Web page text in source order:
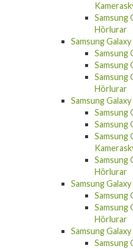
Samsung
Hörlurar
Samsung Galaxy
Samsung
Samsung
Samsung
Hörlurar
Samsung
Samsung
Samsung
Samsung
Samsung
Hörlurar
Samsung
Samsung
Samsung
Hörlurar
Samsung
Samsung